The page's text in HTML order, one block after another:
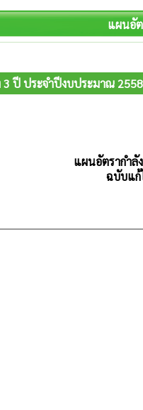
แผนอัต
3 ปี ประจำปีงบประมาณ
แผนอัตรากำลั
ฉบับแก้